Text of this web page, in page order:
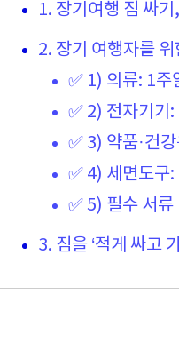
1. 장기여행 짐 싸
2. 장기 여행자를
✅ 1) 의류: 1주
✅ 2) 전자기기
✅ 3) 약품·건
✅ 4) 세면도구:
✅ 5) 필수 서류
3. 짐을 ‘적게 싸고